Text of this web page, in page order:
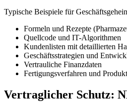
Typische Beispiele für
Formeln und Rezepte
Quellcode und IT-Algorithmen
Kundenlisten mit detaillierten
Geschäftsstrategien und
Vertrauliche Finanzdaten
Fertigungsverfahren und
Vertraglicher Schutz: